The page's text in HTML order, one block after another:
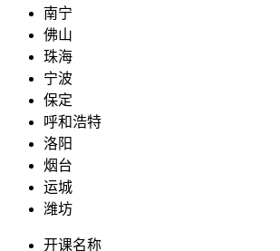
南宁
佛山
珠海
宁波
保定
呼和浩特
洛阳
烟台
运城
潍坊
开课名称